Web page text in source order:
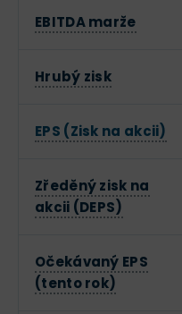
EBITDA marže
Hrubý zisk
EPS (Zisk na akcii)
Zředěný zisk na
akcii (DEPS)
Očekávaný EPS
(tento rok)